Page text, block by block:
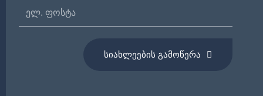
Ფოსტა
ᲡᲘᲐᲮᲚᲔᲔᲑᲘᲡ ᲒᲐᲛᲝᲬᲔᲠᲐ